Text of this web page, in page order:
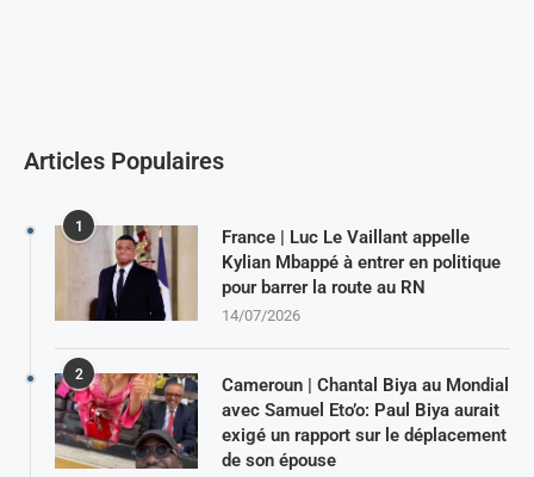
Articles Populaires
1
France | Luc Le Vaillant appelle
Kylian Mbappé à entrer en politique
pour barrer la route au RN
14/07/2026
2
Cameroun | Chantal Biya au Mondial
avec Samuel Eto’o: Paul Biya aurait
exigé un rapport sur le déplacement
de son épouse